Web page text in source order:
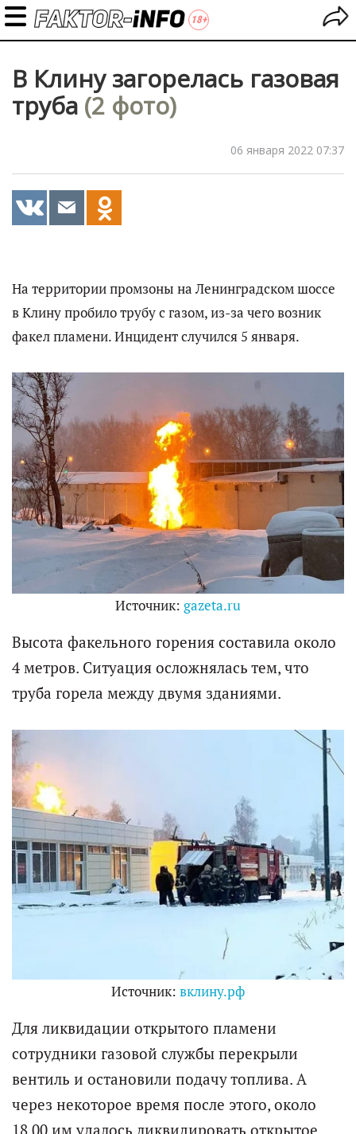
В Клину загорелась газовая
труба (2 фото)
06 января 2022 07:37
На территории промзоны на Ленинградском шоссе
в Клину пробило трубу с газом, из-за чего возник
факел пламени. Инцидент случился 5 января.
Источник: gazeta.ru
Высота факельного горения составила около
4 метров. Ситуация осложнялась тем, что
труба горела между двумя зданиями.
Источник: вклину.рф
Для ликвидации открытого пламени
сотрудники газовой службы перекрыли
вентиль и остановили подачу топлива. А
через некоторое время после этого, около
18.00 им удалось ликвидировать открытое